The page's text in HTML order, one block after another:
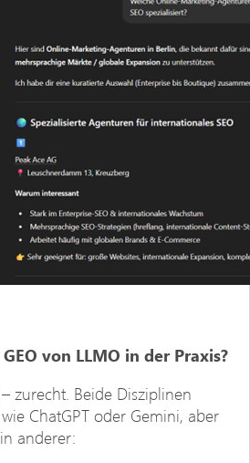
von LLMO in der Praxis?
zurecht. Beide Disziplinen
ChatGPT oder Gemini, aber
anderer: